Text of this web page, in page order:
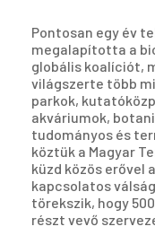
Pontosan egy év
megalapította a
globális koalíciót,
világszerte több
parkok,
akváriumok,
tudományos és
köztük a Magyar
küzd közös erővel
kapcsolatos
törekszik, hogy
részt vevő